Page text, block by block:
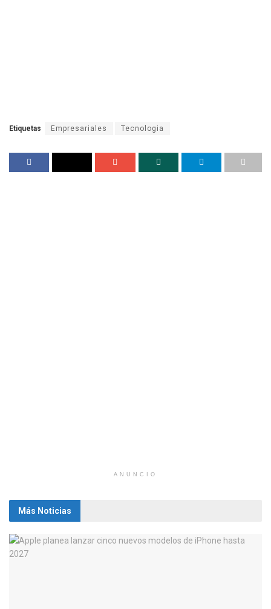
Etiquetas Empresariales Tecnologia
ANUNCIO
Más Noticias